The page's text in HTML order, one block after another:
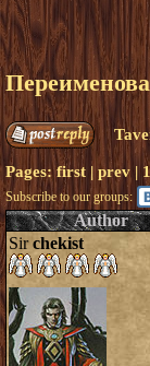
Pages:first | prev | 1
Subscribe to our groups:
Author
Sirchekist